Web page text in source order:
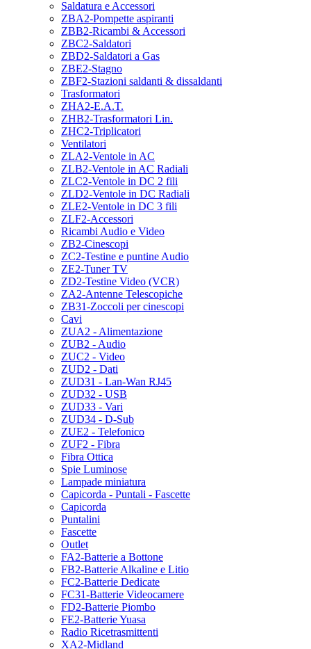
Saldatura e Accessori
ZBA2-Pompette aspiranti
ZBB2-Ricambi & Accessori
ZBC2-Saldatori
ZBD2-Saldatori a Gas
ZBE2-Stagno
ZBF2-Stazioni saldanti & dissaldanti
Trasformatori
ZHA2-E.A.T.
ZHB2-Trasformatori Lin.
ZHC2-Triplicatori
Ventilatori
ZLA2-Ventole in AC
ZLB2-Ventole in AC Radiali
ZLC2-Ventole in DC 2 fili
ZLD2-Ventole in DC Radiali
ZLE2-Ventole in DC 3 fili
ZLF2-Accessori
Ricambi Audio e Video
ZB2-Cinescopi
ZC2-Testine e puntine Audio
ZE2-Tuner TV
ZD2-Testine Video (VCR)
ZA2-Antenne Telescopiche
ZB31-Zoccoli per cinescopi
Cavi
ZUA2 - Alimentazione
ZUB2 - Audio
ZUC2 - Video
ZUD2 - Dati
ZUD31 - Lan-Wan RJ45
ZUD32 - USB
ZUD33 - Vari
ZUD34 - D-Sub
ZUE2 - Telefonico
ZUF2 - Fibra
Fibra Ottica
Spie Luminose
Lampade miniatura
Capicorda - Puntali - Fascette
Capicorda
Puntalini
Fascette
Outlet
FA2-Batterie a Bottone
FB2-Batterie Alkaline e Litio
FC2-Batterie Dedicate
FC31-Batterie Videocamere
FD2-Batterie Piombo
FE2-Batterie Yuasa
Radio Ricetrasmittenti
XA2-Midland